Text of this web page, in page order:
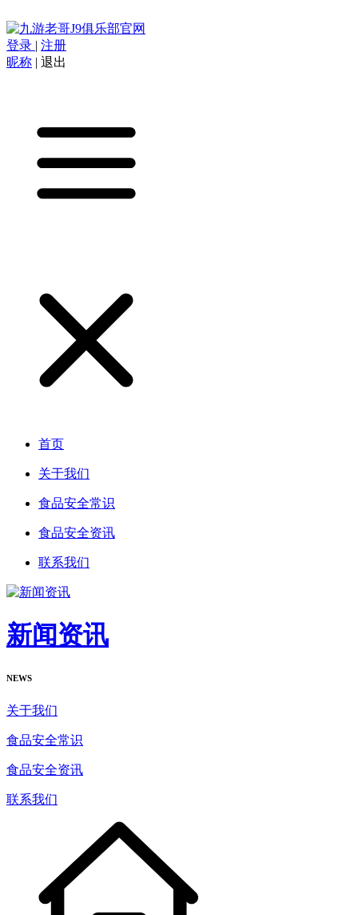
登录 | 注册
昵称 | 退出
首页
关于我们
食品安全常识
食品安全资讯
联系我们
新闻资讯
NEWS
关于我们
食品安全常识
食品安全资讯
联系我们